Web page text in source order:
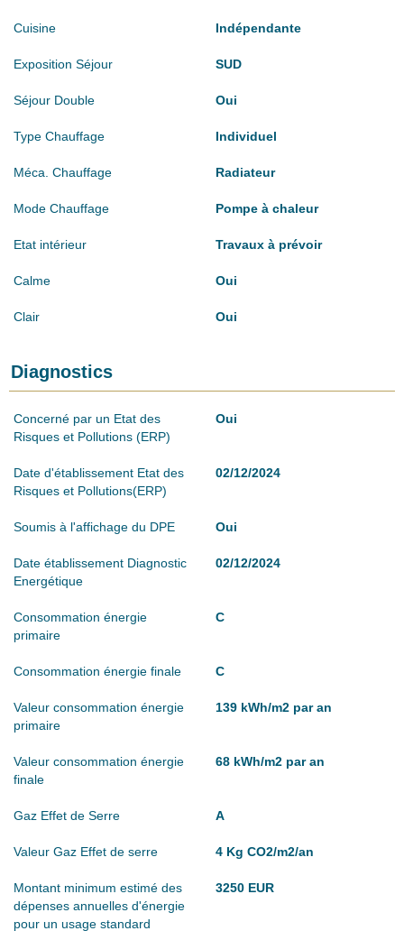
Cuisine Indépendante
Exposition Séjour SUD
Séjour Double Oui
Type Chauffage Individuel
Méca. Chauffage Radiateur
Mode Chauffage Pompe à chaleur
Etat intérieur Travaux à prévoir
Calme Oui
Clair Oui
Diagnostics
Concerné par un Etat des
Risques et Pollutions (ERP)
Oui
Date d'établissement Etat des
Risques et Pollutions(ERP)
02/12/2024
Soumis à l'affichage du DPE Oui
Date établissement Diagnostic
Energétique
02/12/2024
Consommation énergie
primaire
C
Consommation énergie finale C
Valeur consommation énergie
primaire
139 kWh/m2 par an
Valeur consommation énergie
finale
68 kWh/m2 par an
Gaz Effet de Serre A
Valeur Gaz Effet de serre 4 Kg CO2/m2/an
Montant minimum estimé des
dépenses annuelles d'énergie
pour un usage standard
3250 EUR